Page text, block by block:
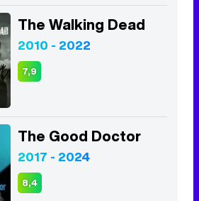
The Walking Dead
2010 - 2022
7,9
The Good Doctor
2017 - 2024
8,4